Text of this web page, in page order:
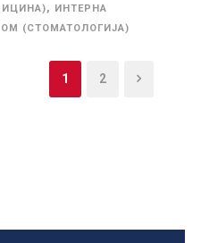
, ИНТЕРНА
(СТОМАТОЛОГИЈА)
1 2